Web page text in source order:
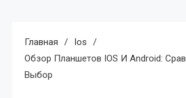
Главная
Ios
Обзор Планшетов IOS И Android:
Выбор